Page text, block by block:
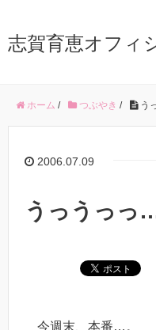
志賀育恵オフィ
ホーム / つぶやき / う
2006.07.09
うっうっっ…
今週末、本番…。